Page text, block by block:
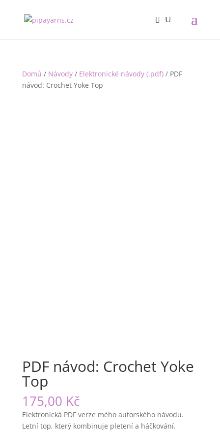
Domů / Návody/ Elektronické návody (.pdf)/ PDF
návod: Crochet Yoke Top
PDF návod: Crochet Yoke
Top
175,00 Kč
Elektronická PDF verze mého autorského návodu.
Letní top, který kombinuje pletení a háčkování.